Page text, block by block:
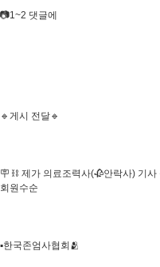
​📷1~2 댓글에
🔹게시 전달🔹
🪧 ⛓️ 제가 의료조력사(🥀안락사) 기
회원수순
▪️한국존엄사협회🫂